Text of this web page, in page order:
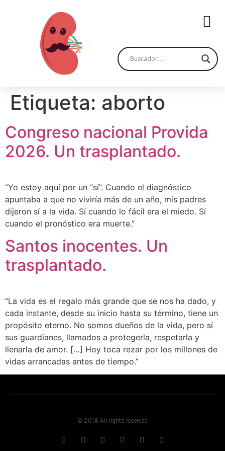
Etiqueta: aborto
Congreso nacional Provida
2026. Un trasplantado.
“Yo estoy aquí por un “sí”. Cuando el diagnóstico
apuntaba a que no viviría más de un año, mis padres
dijeron sí a la vida. Sí cuando lo fácil era el miedo. Sí
cuando el pronóstico era muerte.”
Santos inocentes. Un
trasplantado.
“La vida es el regalo más grande que se nos ha dado, y
cada instante, desde su inicio hasta su término, tiene un
propósito eterno. No somos dueños de la vida, pero sí
sus guardianes, llamados a protegerla, respetarla y
llenarla de amor. […] Hoy toca rezar por los millones de
vidas arrancadas antes de tiempo.”
© 2018 All rights reserved